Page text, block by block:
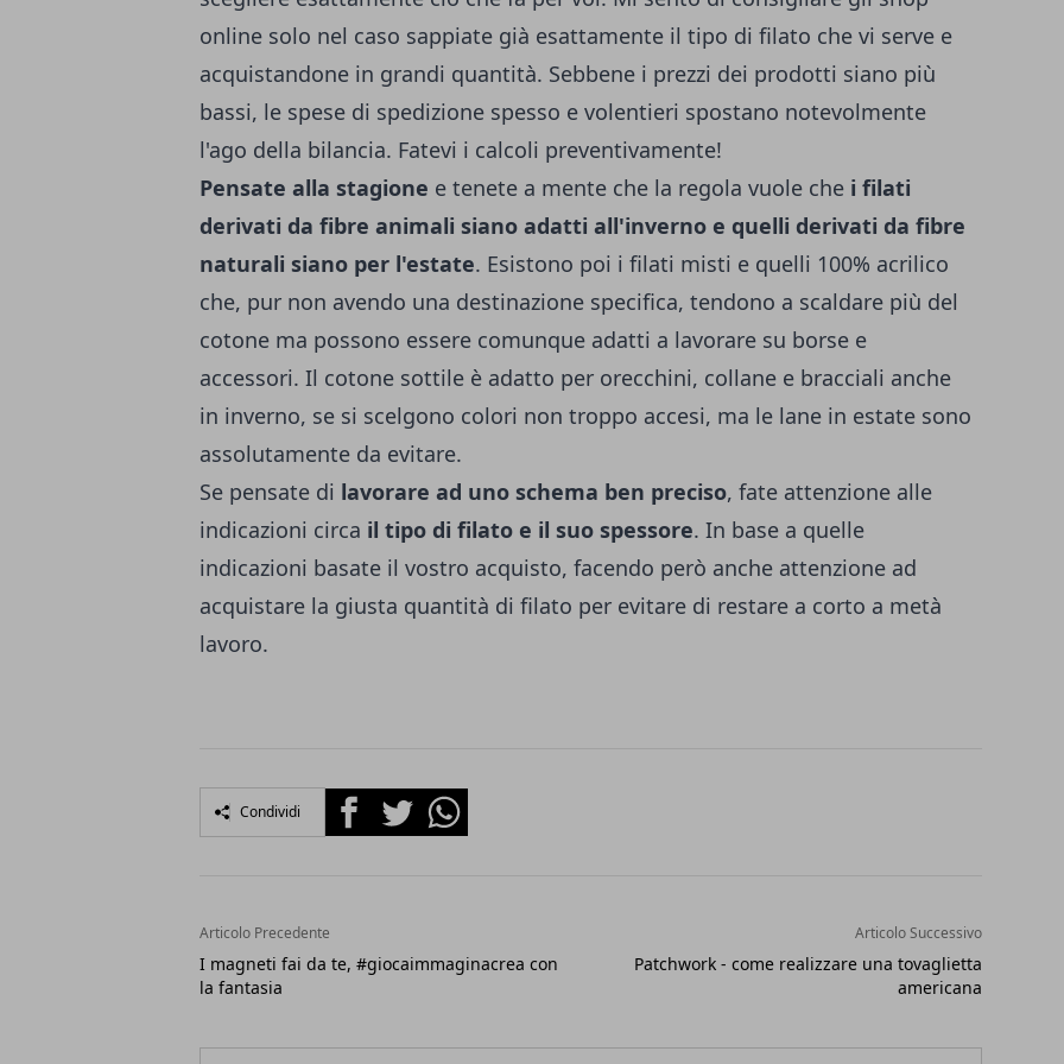
online solo nel caso sappiate già esattamente il tipo di filato che vi serve e
acquistandone in grandi quantità. Sebbene i prezzi dei prodotti siano più
bassi, le spese di spedizione spesso e volentieri spostano notevolmente
l'ago della bilancia. Fatevi i calcoli preventivamente!
Pensate alla stagione e tenete a mente che la regola vuole che i filati
derivati da fibre animali siano adatti all'inverno e quelli derivati da fibre
naturali siano per l'estate. Esistono poi i filati misti e quelli 100% acrilico
che, pur non avendo una destinazione specifica, tendono a scaldare più del
cotone ma possono essere comunque adatti a lavorare su borse e
accessori. Il cotone sottile è adatto per orecchini, collane e bracciali anche
in inverno, se si scelgono colori non troppo accesi, ma le lane in estate sono
assolutamente da evitare.
Se pensate di lavorare ad uno schema ben preciso, fate attenzione alle
indicazioni circa il tipo di filato e il suo spessore. In base a quelle
indicazioni basate il vostro acquisto, facendo però anche attenzione ad
acquistare la giusta quantità di filato per evitare di restare a corto a metà
lavoro.
Condividi FacebookTwitterWhatsapp
Articolo Precedente
I magneti fai da te, #giocaimmaginacrea con
la fantasia
Articolo Successivo
Patchwork - come realizzare una tovaglietta
americana